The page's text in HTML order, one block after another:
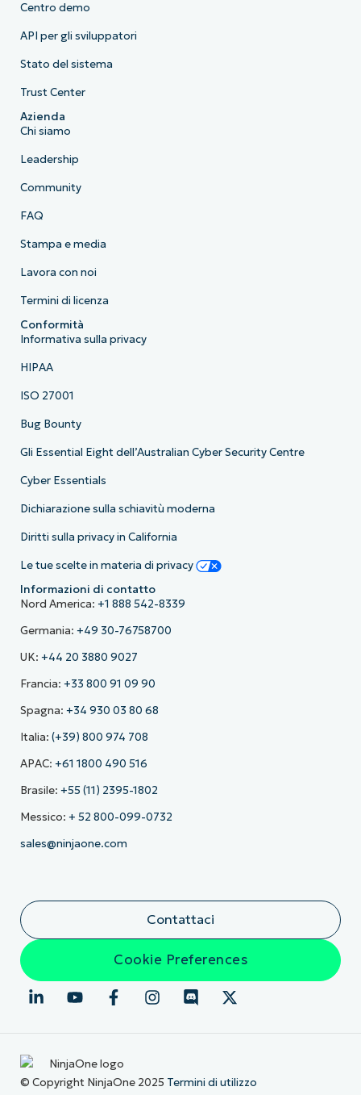
Centro demo
API per gli sviluppatori
Stato del sistema
Trust Center
Azienda
Chi siamo
Leadership
Community
FAQ
Stampa e media
Lavora con noi
Termini di licenza
Conformità
Informativa sulla privacy
HIPAA
ISO 27001
Bug Bounty
Gli Essential Eight dell’Australian Cyber Security Centre
Cyber Essentials
Dichiarazione sulla schiavitù moderna
Diritti sulla privacy in California
Le tue scelte in materia di privacy
Informazioni di contatto
Nord America: +1 888 542-8339
Germania: +49 30-76758700
UK: +44 20 3880 9027
Francia: +33 800 91 09 90
Spagna: +34 930 03 80 68
Italia: (+39) 800 974 708
APAC: +61 1800 490 516
Brasile: +55 (11) 2395-1802
Messico: + 52 800-099-0732
sales@ninjaone.com
Contattaci
Cookie Preferences
© Copyright NinjaOne 2025 Termini di utilizzo